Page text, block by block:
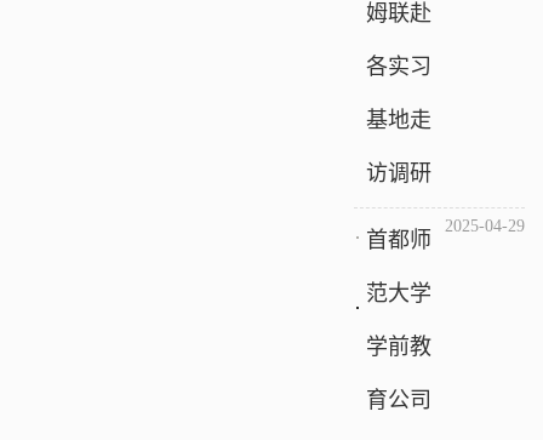
姆联赴
各实习
基地走
访调研
首都师
范大学
学前教
育公司
2025-04-29